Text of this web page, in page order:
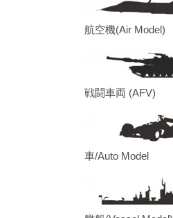
航空機(Air Model)
戦闘車両 (AFV)
車/Auto Model